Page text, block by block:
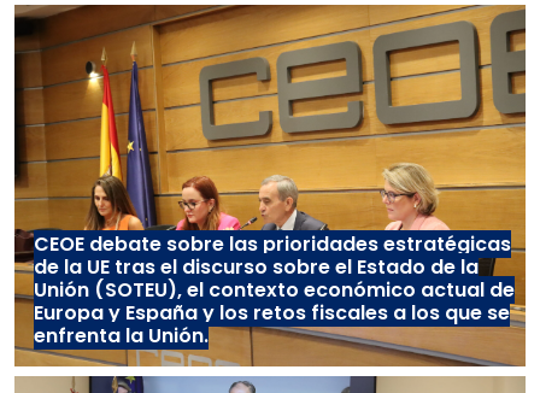
CEOE debate sobre las prioridades estratégicas
de la UE tras el discurso sobre el Estado de la
Unión (SOTEU), el contexto económico actual de
Europa y España y los retos fiscales a los que se
enfrenta la Unión.